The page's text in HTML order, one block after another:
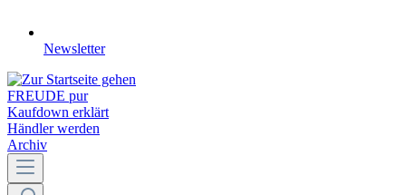
Newsletter
FREUDE pur
Kaufdown erklärt
Händler werden
Archiv